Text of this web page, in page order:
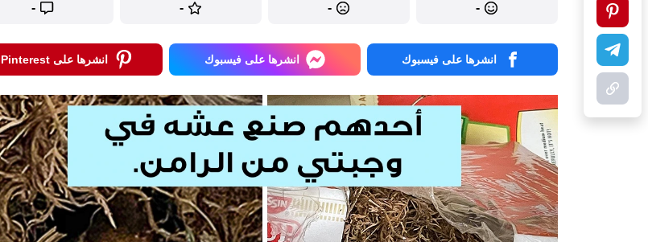
-
-
-
-
انشرها على فيسبوك انشرها على فيسبوك انشرها على Pinterest